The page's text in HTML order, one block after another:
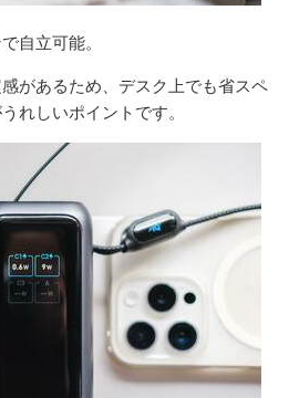
自立可能。
があるため、デスク上でも省スペ
れしいポイントです。